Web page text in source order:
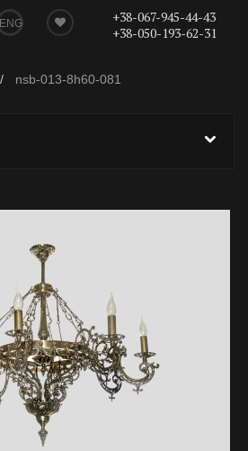
ENG
+38-067-945-44-43
+38-050-193-62-31
nsb-013-8h60-081